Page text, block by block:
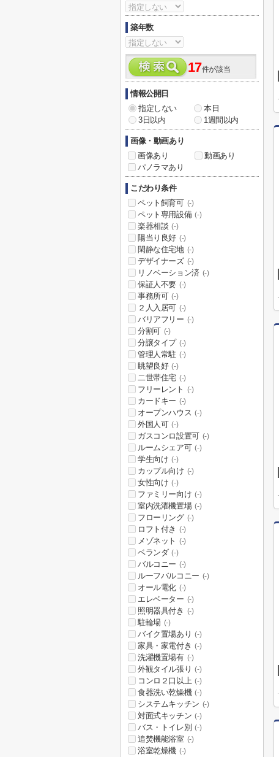
築年数
17件が該当
情報公開日
指定しない
本日
3日以内
1週間以内
画像・動画あり
画像あり
動画あり
パノラマあり
こだわり条件
ペット飼育可 (-)
ペット専用設備 (-)
楽器相談 (-)
陽当り良好 (-)
閑静な住宅地 (-)
デザイナーズ (-)
リノベーション済 (-)
保証人不要 (-)
事務所可 (-)
２人入居可 (-)
バリアフリー (-)
分割可 (-)
分譲タイプ (-)
管理人常駐 (-)
眺望良好 (-)
二世帯住宅 (-)
フリーレント (-)
カードキー (-)
オープンハウス (-)
外国人可 (-)
ガスコンロ設置可 (-)
ルームシェア可 (-)
学生向け (-)
カップル向け (-)
女性向け (-)
ファミリー向け (-)
室内洗濯機置場 (-)
フローリング (-)
ロフト付き (-)
メゾネット (-)
ベランダ (-)
バルコニー (-)
ルーフバルコニー (-)
オール電化 (-)
エレベーター (-)
照明器具付き (-)
駐輪場 (-)
バイク置場あり (-)
家具・家電付き (-)
洗濯機置場有 (-)
外観タイル張り (-)
コンロ２口以上 (-)
食器洗い乾燥機 (-)
システムキッチン (-)
対面式キッチン (-)
バス・トイレ別 (-)
追焚機能浴室 (-)
浴室乾燥機 (-)